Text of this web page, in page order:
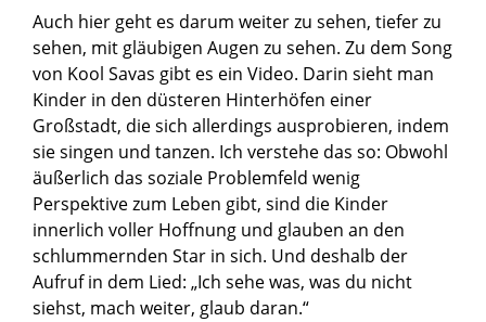
Auch hier geht es darum weiter zu sehen, tiefer zu
sehen, mit gläubigen Augen zu sehen. Zu dem Song
von Kool Savas gibt es ein Video. Darin sieht man
Kinder in den düsteren Hinterhöfen einer
Großstadt, die sich allerdings ausprobieren, indem
sie singen und tanzen. Ich verstehe das so: Obwohl
äußerlich das soziale Problemfeld wenig
Perspektive zum Leben gibt, sind die Kinder
innerlich voller Hoffnung und glauben an den
schlummernden Star in sich. Und deshalb der
Aufruf in dem Lied: „Ich sehe was, was du nicht
siehst, mach weiter, glaub daran.“